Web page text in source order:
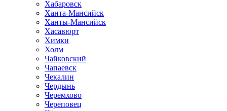
Хабаровск
Ханта-Мансийск
Ханты-Мансийск
Хасавюрт
Химки
Холм
Чайковский
Чапаевск
Чекалин
Чердынь
Черемхово
Череповец